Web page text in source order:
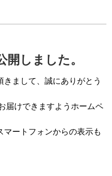
開しました。
まして、誠にありがとう
届けできますようホームペ
ートフォンからの表示も